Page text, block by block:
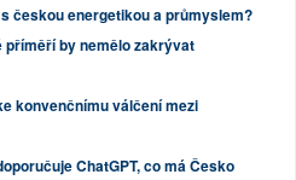
českou energetikou a průmyslem?
by nemělo zakrývat
konvenčnímu válčení mezi
ChatGPT, co má Česko